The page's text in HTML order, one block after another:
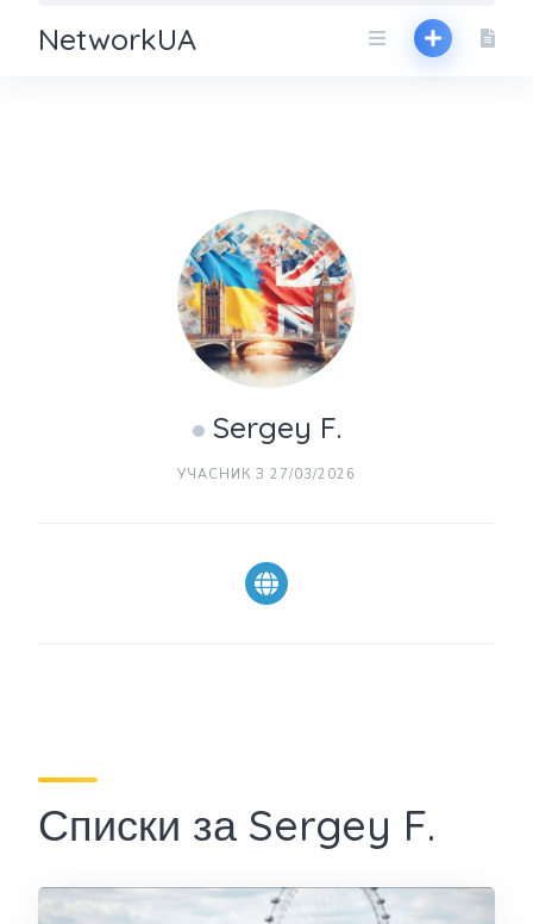
NetworkUA
Sergey F.
УЧАСНИК З 27/03/2026
Списки за Sergey F.